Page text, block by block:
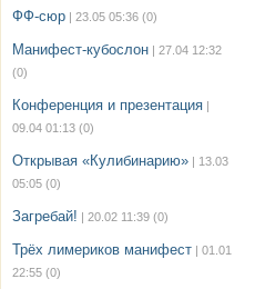
ФФ-сюр | 23.05 05:36 (0)
Манифест-кубослон | 27.04 12:32
(0)
Конференция и презентация |
09.04 01:13 (0)
Открывая «Кулибинарию» | 13.03
05:05 (0)
Загребай! | 20.02 11:39 (0)
Трёх лимериков манифест | 01.01
22:55 (0)